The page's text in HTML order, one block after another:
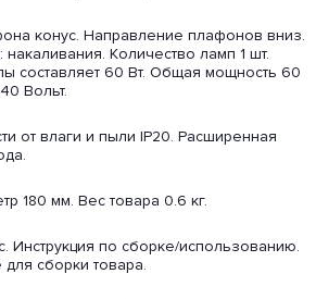
конус. Направление плафонов вниз.
Количество ламп 1 шт.
составляет 60 Вт. Общая мощность 60
Вольт.
от влаги и пыли IP20. Расширенная
180 мм. Вес товара 0.6 кг.
Инструкция по сборке/использованию.
сборки товара.